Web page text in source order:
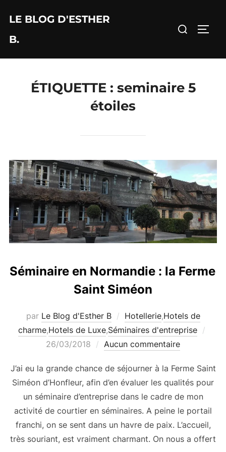
contenu
LE BLOG D'ESTHER
B.
Rechercher :
ÉTIQUETTE : seminaire 5
étoiles
Séminaire en Normandie : la Ferme
Saint Siméon
par Le Blog d'Esther B Hotellerie,Hotels de
charme,Hotels de Luxe,Séminaires d'entreprise
26/03/2018 Aucun commentaire
J’ai eu la grande chance de séjourner à la Ferme Saint
Siméon d’Honfleur, afin d’en évaluer les qualités pour
un séminaire d’entreprise dans le cadre de mon
activité de courtier en séminaires. A peine le portail
franchi, on se sent dans un havre de paix. L’accueil,
très souriant, est vraiment charmant. On nous a offert